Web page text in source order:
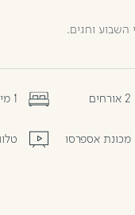
מכונת אספרסו